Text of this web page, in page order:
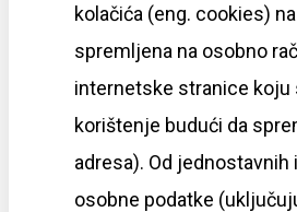
kolačića (eng. cookies)
spremljena na osobno
internetske stranice
korištenje budući da
adresa). Od
osobne podatke